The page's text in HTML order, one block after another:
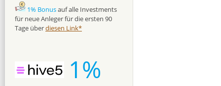
1% Bonusauf alle Investments
für neue Anleger für die ersten 90
Tage überdiesen Link*
1%